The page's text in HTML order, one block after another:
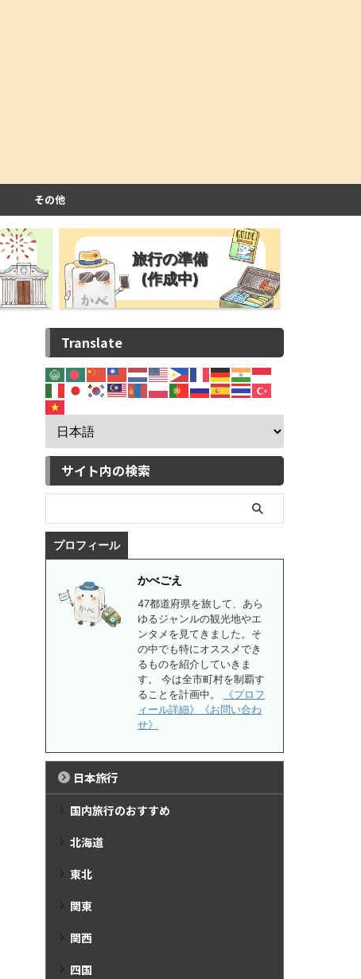
その他
旅行の準備
(作成中)
Translate
サイト内の検索
プロフィール
かべごえ
47都道府県を旅して、あら
ゆるジャンルの観光地やエ
ンタメを見てきました。そ
の中でも特にオススメでき
るものを紹介していきま
す。 今は全市町村を制覇す
ることを計画中。
《プロフ
ィール詳細》
《お問い合わ
せ》
日本旅行
国内旅行のおすすめ
北海道
東北
関東
関西
四国